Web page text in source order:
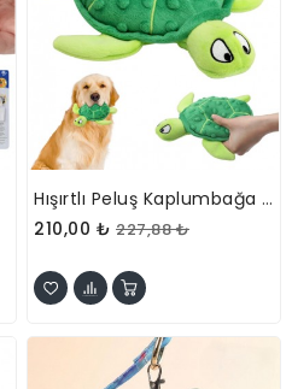
Hışırtlı Peluş Kaplumbağa Evcil Hayvan Oyuncağı
210,00 ₺ 227,88 ₺